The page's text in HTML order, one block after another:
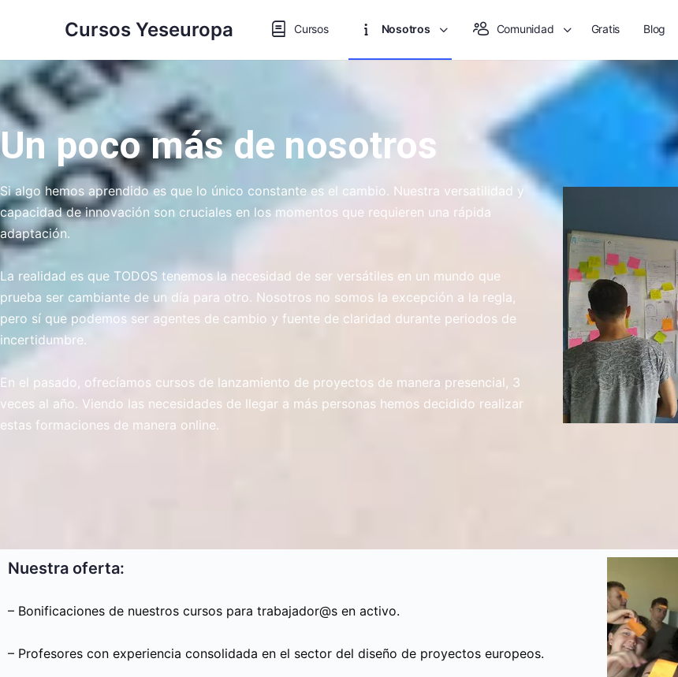
Cursos Yeseuropa Cursos Nosotros Comunidad Gratis Blog
Un poco más de nosotros
Si algo hemos aprendido es que lo único constante es el cambio. Nuestra versatilidad y
capacidad de innovación son cruciales en los momentos que requieren una rápida
adaptación.
La realidad es que TODOS tenemos la necesidad de ser versátiles en un mundo que
prueba ser cambiante de un día para otro. Nosotros no somos la excepción a la regla,
pero sí que podemos ser agentes de cambio y fuente de claridad durante periodos de
incertidumbre.
En el pasado, ofrecíamos cursos de lanzamiento de proyectos de manera presencial, 3
veces al año. Viendo las necesidades de llegar a más personas hemos decidido realizar
estas formaciones de manera online.
Nuestra oferta:
– Bonificaciones de nuestros cursos para trabajador@s en activo.
– Profesores con experiencia consolidada en el sector del diseño de proyectos europeos.